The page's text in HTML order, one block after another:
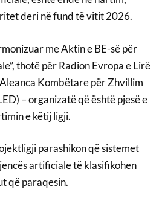
deri në fund të vitit 2026.
me Aktin e BE-së për
thotë për Radion Evropa e Lirë
Kombëtare për Zhvillim
– organizatë që është pjesë e
e këtij ligji.
parashikon që sistemet
artificiale të klasifikohen
që paraqesin.